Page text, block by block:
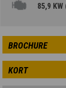
85,9 KW
BROCHURE
KORT